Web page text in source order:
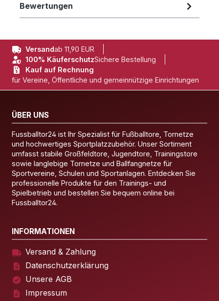
Bewertungen
Versandab 11,90 EUR
100% KäuferschutzSichere Bestellung
Kauf auf Rechnung
für Vereine, Öffentliche und gemeinnützige Einrichtungen
ÜBER UNS
Fussballtor24 ist Ihr Spezialist für Fußballtore, Tornetze
und hochwertiges Sportplatzzubehör. Unser Sortiment
umfasst stabile Großfeldtore, Jugendtore, Trainingstore
sowie langlebige Tornetze und Ballfangnetze für
Sportvereine, Schulen und Sportanlagen. Entdecken Sie
professionelle Produkte für den Trainings- und
Spielbetrieb und bestellen Sie bequem online bei
Fussballtor24.
INFORMATIONEN
Versand & Zahlung
Datenschutzerklärung
Unsere AGB
Impressum